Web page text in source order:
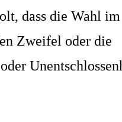
dass die Wahl im
Zweifel oder die